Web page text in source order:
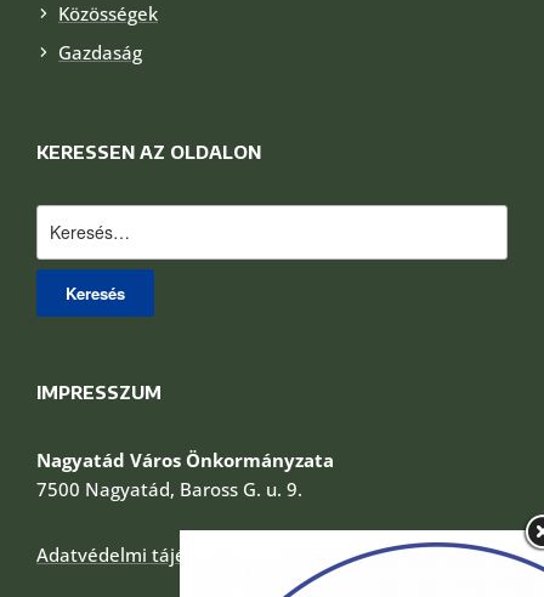
Közösségek
Gazdaság
KERESSEN AZ OLDALON
IMPRESSZUM
Nagyatád Város Önkormányzata
7500 Nagyatád, Baross G. u. 9.
Adatvédelmi tájékoztató